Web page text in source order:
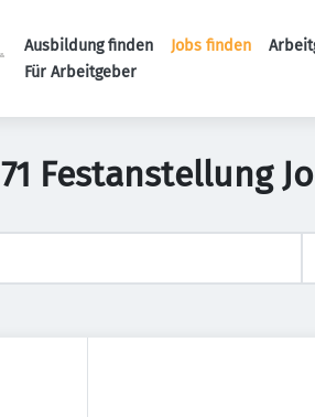
Ausbildung finden Jobs finden
Für Arbeitgeber
71 Festanstellung